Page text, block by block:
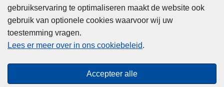
gebruikservaring te optimaliseren maakt de website ook
gebruik van optionele cookies waarvoor wij uw
toestemming vragen.
Lees er meer over in ons cookiebeleid.
Accepteer alle
Privacy
Toegankelijkheid